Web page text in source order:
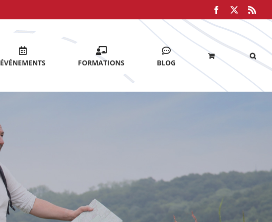
Facebook
ÉVÉNEMENTS FORMATIONS BLOG